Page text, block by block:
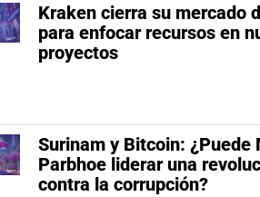
Kraken cierra su mercado
para enfocar recursos en
proyectos
Surinam y Bitcoin: ¿Puede
Parbhoe liderar una
contra la corrupción?